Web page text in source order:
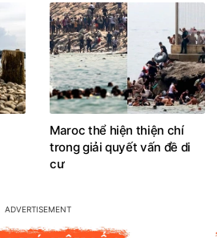
Maroc thể hiện thiện chí
trong giải quyết vấn đề di
cư